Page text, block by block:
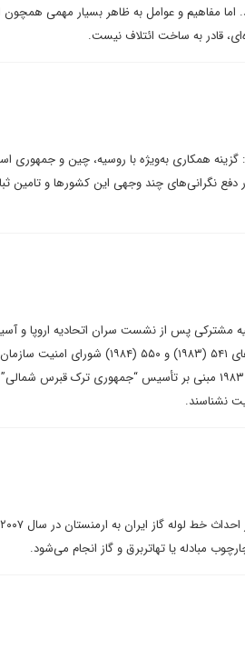
اما مفاهیم و عوامل به ظاهر بسیار مهمی همچون
قادر به ساخت ائتلاف نیست.
گزینه همکاری به‌ویژه با روسیه، چین و جمهوری
دفع نگرانی‌های چند وجهی این کشورها و تامین
مشترکی پس از نشست سران اتحادیه اروپا و
در سمرقند در ۴ آوریل، سه کشور آسیای میانه به صراحت قطعنامه‌های ۵۴۱ (۱۹۸۳) و ۵۵۰ (۱۹۸۴)
نشناسند.
مبادله یا تهاتربرق و گاز انجام می‌شود.